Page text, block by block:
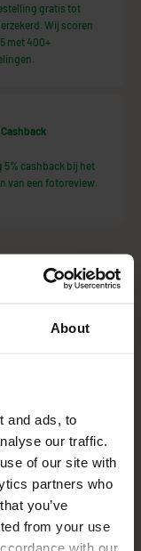
About
and ads, to
our traffic.
of our site with
partners who
you’ve
from your use
with our
gratis tot
Wij scoren
met 400+
5% cashback bij het
van een fotoreview.
ontvang?